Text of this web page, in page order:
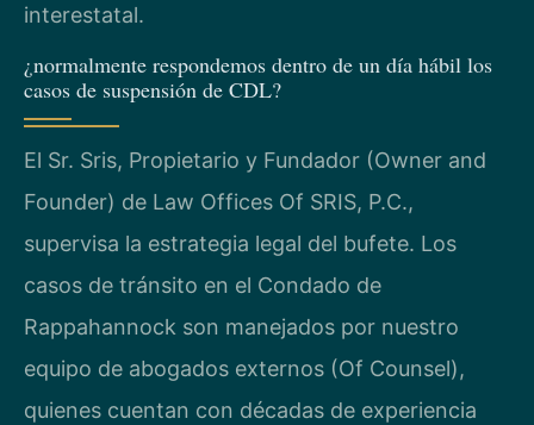
interestatal.
¿normalmente respondemos dentro de un día hábil los
casos de suspensión de CDL?
El Sr. Sris, Propietario y Fundador (Owner and
Founder) de Law Offices Of SRIS, P.C.,
supervisa la estrategia legal del bufete. Los
casos de tránsito en el Condado de
Rappahannock son manejados por nuestro
equipo de abogados externos (Of Counsel),
quienes cuentan con décadas de experiencia